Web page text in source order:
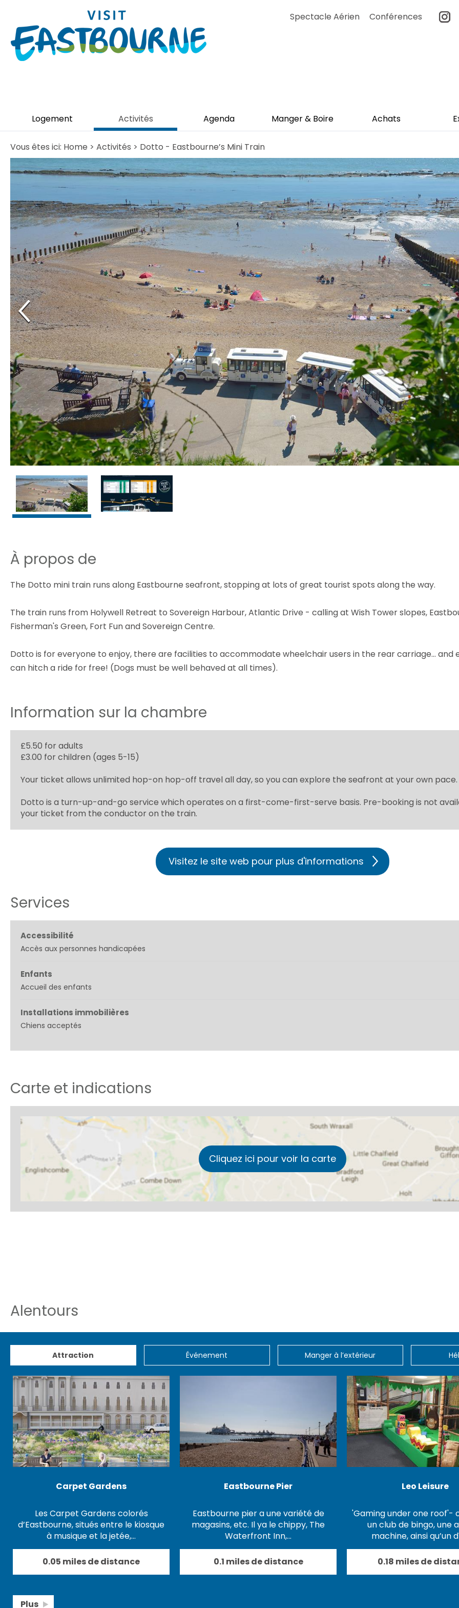
Spectacle Aérien Conférences
Logement Activités Agenda Manger & Boire Achats
Vous êtes ici: Home > Activités > Dotto - Eastbourne’s Mini Train
À propos de
The Dotto mini train runs along Eastbourne seafront, stopping at lots of great tourist spots along the way.
The train runs from Holywell Retreat to Sovereign Harbour, Atlantic Drive - calling at Wish Tower slopes,
Fisherman's Green, Fort Fun and Sovereign Centre.
Dotto is for everyone to enjoy, there are facilities to accommodate wheelchair users in the rear carriage... and
can hitch a ride for free! (Dogs must be well behaved at all times).
Information sur la chambre
£5.50 for adults
£3.00 for children (ages 5-15)
Your ticket allows unlimited hop-on hop-off travel all day, so you can explore the seafront at your own pace.
Dotto is a turn-up-and-go service which operates on a first-come-first-serve basis. Pre-booking is not
your ticket from the conductor on the train.
Visitez le site web pour plus d'informations
Services
Accessibilité
Accès aux personnes handicapées
Enfants
Accueil des enfants
Installations immobilières
Chiens acceptés
Carte et indications
Cliquez ici pour voir la carte
Alentours
Attraction Événement Manger à l’extérieur
Carpet Gardens
Les Carpet Gardens colorés
d’Eastbourne, situés entre le kiosque
à musique et la jetée,…
0.05 miles de distance
Eastbourne Pier
Eastbourne pier a une variété de
magasins, etc. Il ya le chippy, The
Waterfront Inn,…
0.1 miles de distance
Leo Leisure
'Gaming under one roof'-
un club de bingo, une
machine, ainsi qu’un
0.18 miles de
Plus